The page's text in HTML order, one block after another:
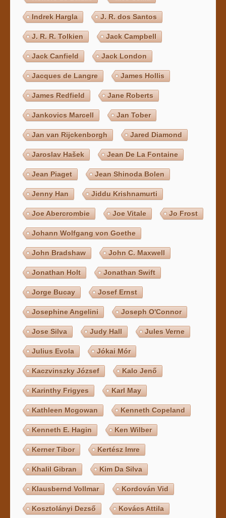
Indrek Hargla J. R. dos Santos
J. R. R. Tolkien Jack Campbell
Jack Canfield Jack London
Jacques de Langre James Hollis
James Redfield Jane Roberts
Jankovics Marcell Jan Tober
Jan van Rijckenborgh Jared Diamond
Jaroslav Hašek Jean De La Fontaine
Jean Piaget Jean Shinoda Bolen
Jenny Han Jiddu Krishnamurti
Joe Abercrombie Joe Vitale Jo Frost
Johann Wolfgang von Goethe
John Bradshaw John C. Maxwell
Jonathan Holt Jonathan Swift
Jorge Bucay Josef Ernst
Josephine Angelini Joseph O'Connor
Jose Silva Judy Hall Jules Verne
Julius Evola Jókai Mór
Kaczvinszky József Kalo Jenő
Karinthy Frigyes Karl May
Kathleen Mcgowan Kenneth Copeland
Kenneth E. Hagin Ken Wilber
Kerner Tibor Kertész Imre
Khalil Gibran Kim Da Silva
Klausbernd Vollmar Kordován Vid
Kosztolányi Dezső Kovács Attila